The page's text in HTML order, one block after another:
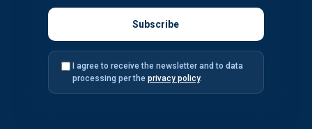
I agree to receive the newsletter and to data
processing per the privacy policy.